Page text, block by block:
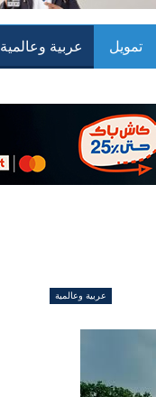
تمويل عربية وعالمية
عربية وعالمية